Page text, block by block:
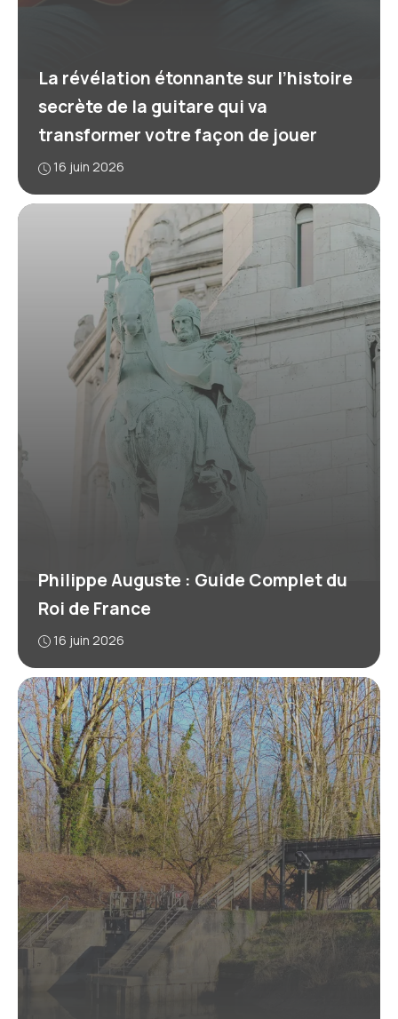
La révélation étonnante sur l’histoire
secrète de la guitare qui va
transformer votre façon de jouer
16 juin 2026
Philippe Auguste : Guide Complet du
Roi de France
16 juin 2026